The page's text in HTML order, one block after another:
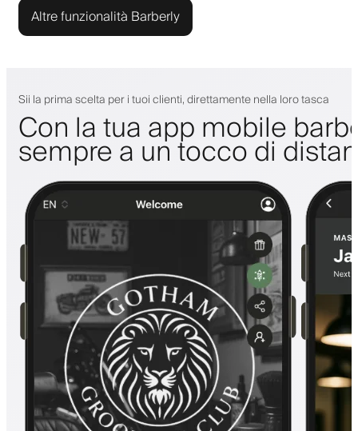
Altre funzionalità Barberly
Sii la prima scelta per i tuoi clienti, direttamente nella loro tasca
Con la tua app mobile
sempre a un tocco di